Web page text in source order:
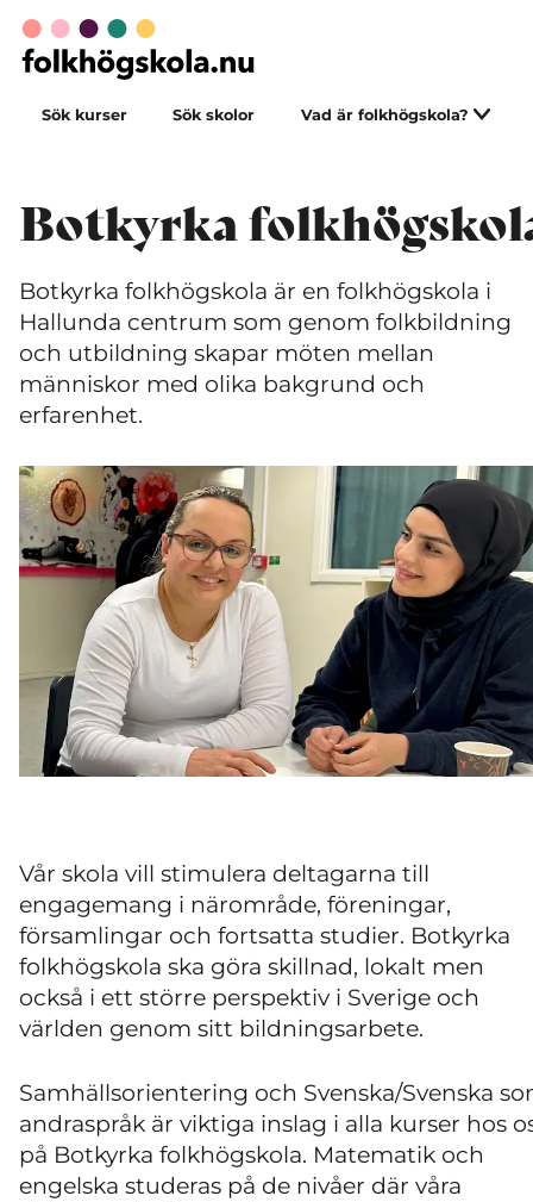
Sök kurser Sök skolor Vad är folkhögskola?
Botkyrka
Botkyrka folkhögskola är en folkhögskola i
Hallunda centrum som genom folkbildning
och utbildning skapar möten mellan
människor med olika bakgrund och
erfarenhet.
Vår skola vill stimulera deltagarna till
engagemang i närområde, föreningar,
församlingar och fortsatta studier. Botkyrka
folkhögskola ska göra skillnad, lokalt men
också i ett större perspektiv i Sverige och
världen genom sitt bildningsarbete.
Samhällsorientering och Svenska/Svenska
andraspråk är viktiga inslag i alla kurser hos
på Botkyrka folkhögskola. Matematik och
engelska studeras på de nivåer där våra